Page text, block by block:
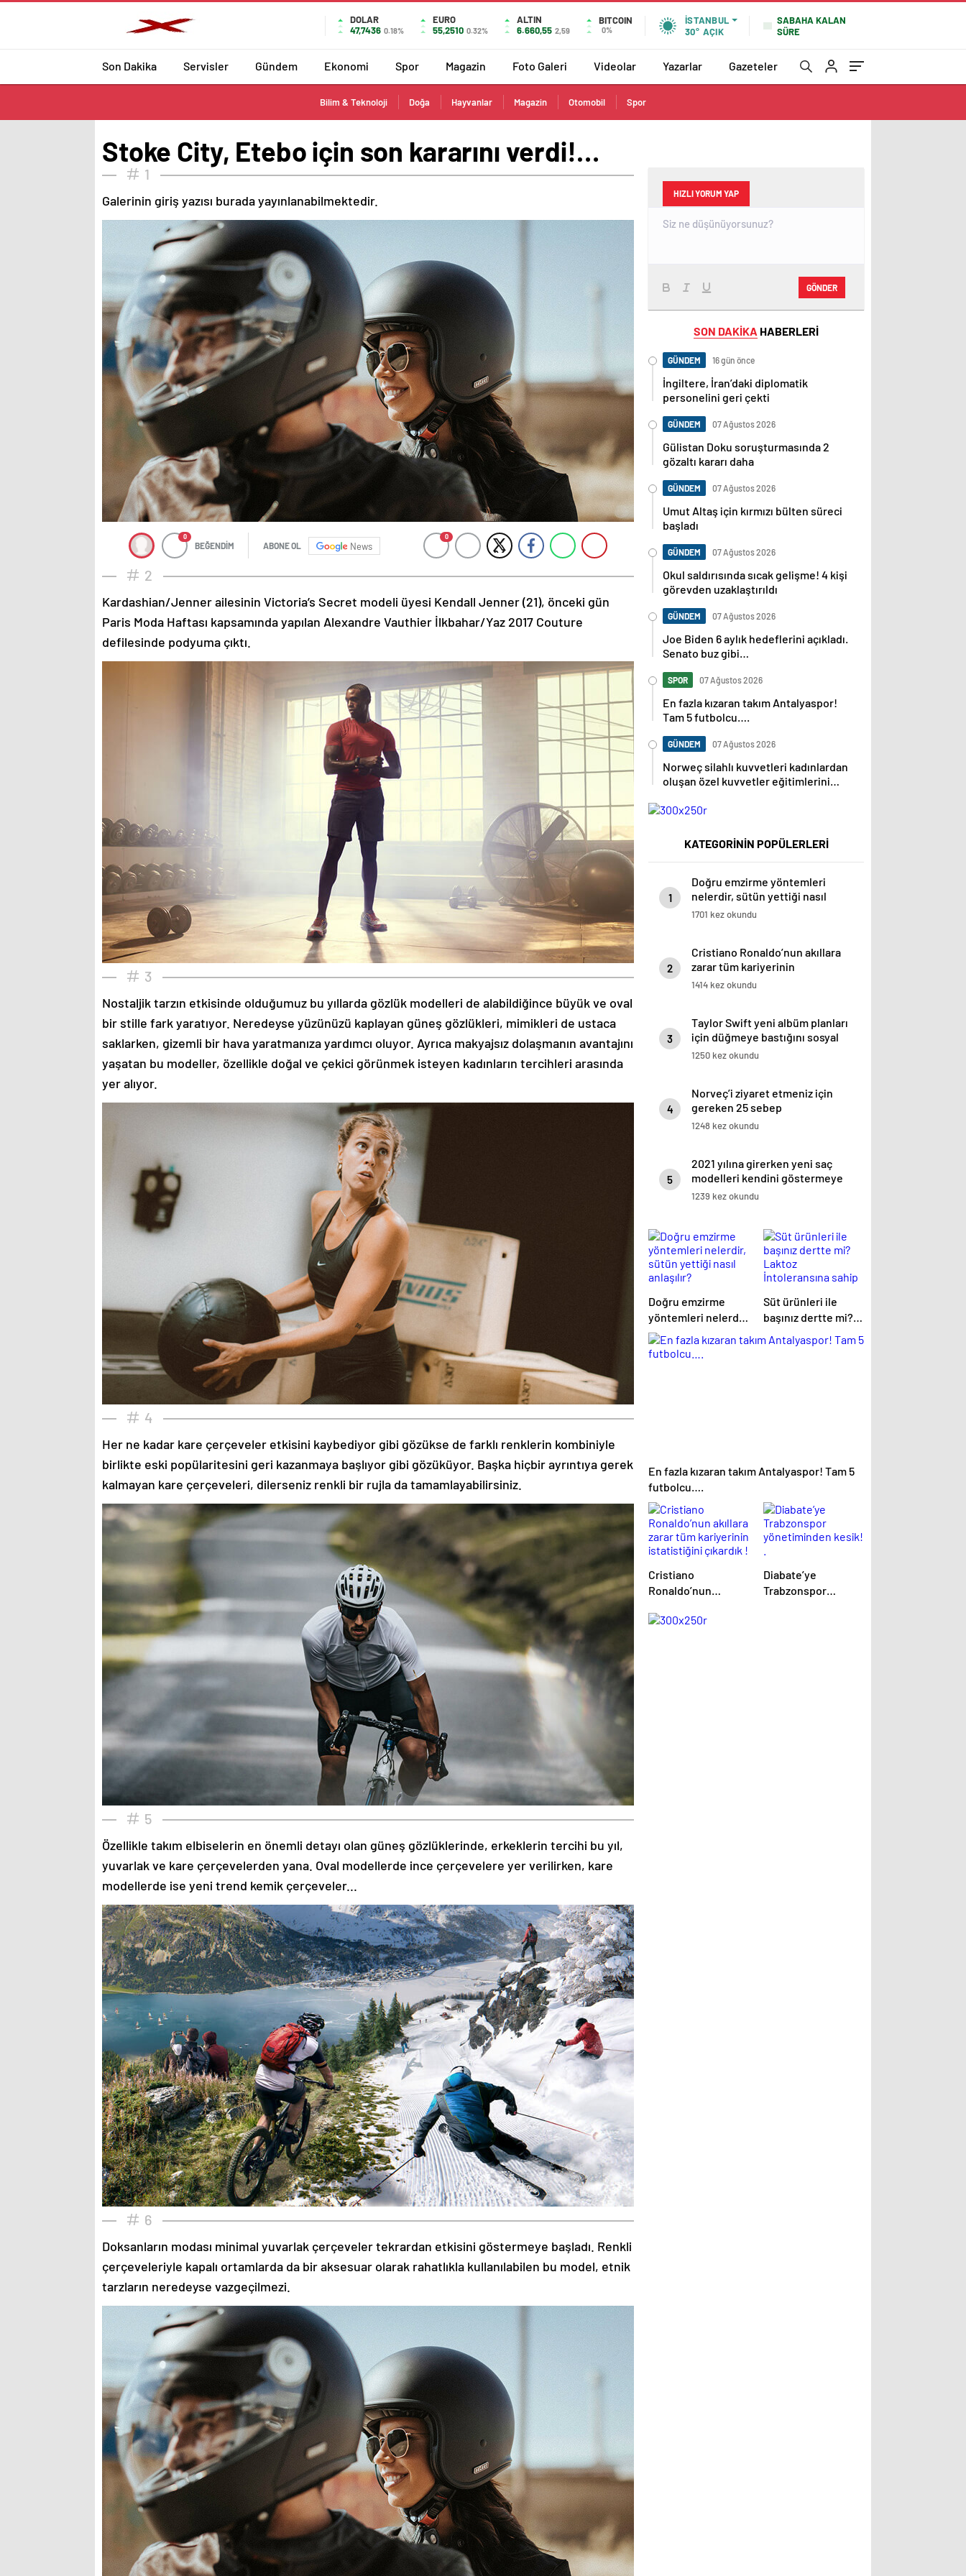
DOLAR
47,7436 0.18%
EURO
55,2510 0.32%
ALTIN
6.660,55 2,59
BITCOIN
0%
İSTANBUL
30° AÇIK
SABAHA KALAN
SÜRE
Son Dakika Servisler Gündem Ekonomi Spor Magazin Foto Galeri Videolar Yazarlar Gazeteler
Bilim & Teknoloji Doğa Hayvanlar Magazin Otomobil Spor
Stoke City, Etebo için son kararını verdi!…
1
Galerinin giriş yazısı burada yayınlanabilmektedir.
0
BEĞENDİM ABONE OL News
0
2
Kardashian/Jenner ailesinin Victoria’s Secret modeli üyesi Kendall Jenner (21), önceki gün
Paris Moda Haftası kapsamında yapılan Alexandre Vauthier İlkbahar/Yaz 2017 Couture
defilesinde podyuma çıktı.
3
Nostaljik tarzın etkisinde olduğumuz bu yıllarda gözlük modelleri de alabildiğince büyük ve oval
bir stille fark yaratıyor. Neredeyse yüzünüzü kaplayan güneş gözlükleri, mimikleri de ustaca
saklarken, gizemli bir hava yaratmanıza yardımcı oluyor. Ayrıca makyajsız dolaşmanın avantajını
yaşatan bu modeller, özellikle doğal ve çekici görünmek isteyen kadınların tercihleri arasında
yer alıyor.
4
Her ne kadar kare çerçeveler etkisini kaybediyor gibi gözükse de farklı renklerin kombiniyle
birlikte eski popülaritesini geri kazanmaya başlıyor gibi gözüküyor. Başka hiçbir ayrıntıya gerek
kalmayan kare çerçeveleri, dilerseniz renkli bir rujla da tamamlayabilirsiniz.
5
Özellikle takım elbiselerin en önemli detayı olan güneş gözlüklerinde, erkeklerin tercihi bu yıl,
yuvarlak ve kare çerçevelerden yana. Oval modellerde ince çerçevelere yer verilirken, kare
modellerde ise yeni trend kemik çerçeveler...
6
Doksanların modası minimal yuvarlak çerçeveler tekrardan etkisini göstermeye başladı. Renkli
çerçeveleriyle kapalı ortamlarda da bir aksesuar olarak rahatlıkla kullanılabilen bu model, etnik
tarzların neredeyse vazgeçilmezi.
HIZLI YORUM YAP
GÖNDER
SON DAKİKA HABERLERİ
GÜNDEM 16 gün önce
İngiltere, İran’daki diplomatik
personelini geri çekti
GÜNDEM 07 Ağustos 2026
Gülistan Doku soruşturmasında 2
gözaltı kararı daha
GÜNDEM 07 Ağustos 2026
Umut Altaş için kırmızı bülten süreci
başladı
GÜNDEM 07 Ağustos 2026
Okul saldırısında sıcak gelişme! 4 kişi
görevden uzaklaştırıldı
GÜNDEM 07 Ağustos 2026
Joe Biden 6 aylık hedeflerini açıkladı.
Senato buz gibi…
SPOR 07 Ağustos 2026
En fazla kızaran takım Antalyaspor!
Tam 5 futbolcu….
GÜNDEM 07 Ağustos 2026
Norweç silahlı kuvvetleri kadınlardan
oluşan özel kuvvetler eğitimlerini
KATEGORİNİN POPÜLERLERİ
1
Doğru emzirme yöntemleri
nelerdir, sütün yettiği nasıl
anlaşılır?
1701 kez okundu
2
Cristiano Ronaldo’nun akıllara
zarar tüm kariyerinin
istatistiğini çıkardık !
1414 kez okundu
3
Taylor Swift yeni albüm planları
için düğmeye bastığını sosyal
medyadan duyurdu!
1250 kez okundu
4
Norveç’i ziyaret etmeniz için
gereken 25 sebep
1248 kez okundu
5
2021 yılına girerken yeni saç
modelleri kendini göstermeye
başladı.
1239 kez okundu
Doğru emzirme
yöntemleri nelerdir,
sütün yettiği nasıl
anlaşılır?
Süt ürünleri ile
başınız dertte mi?
Laktoz
İntoleransına sahip
En fazla kızaran takım Antalyaspor! Tam 5
futbolcu….
Cristiano
Ronaldo’nun
kariyerinin
Diabate’ye
Trabzonspor